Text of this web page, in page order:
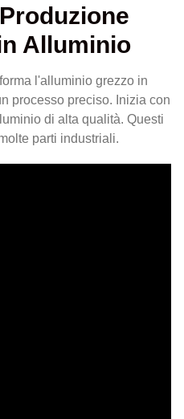
Alluminio
l'alluminio grezzo in
processo preciso. Inizia con
di alta qualità. Questi
parti industriali.